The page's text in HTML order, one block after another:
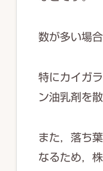
数が多い場
特にカイガ
ン油乳剤を
また，落ち
なるため，